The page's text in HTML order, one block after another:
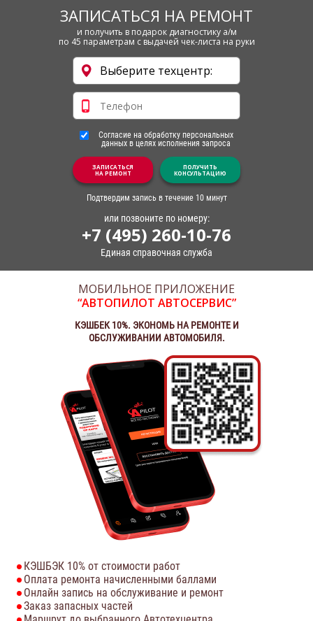
ЗАПИСАТЬСЯ НА РЕМОНТ
и получить в подарок диагностику а/м
по 45 параметрам с выдачей чек-листа на руки
Согласие на обработку персональных
данных в целях исполнения запроса
ЗАПИСАТЬСЯ
НА РЕМОНТ
ПОЛУЧИТЬ
КОНСУЛЬТАЦИЮ
Подтвердим запись в течение 10 минут
или позвоните по номеру:
+7 (495) 260-10-76
Единая справочная служба
МОБИЛЬНОЕ ПРИЛОЖЕНИЕ
“АВТОПИЛОТ АВТОСЕРВИС”
КЭШБЕК 10%. ЭКОНОМЬ НА РЕМОНТЕ И
ОБСЛУЖИВАНИИ АВТОМОБИЛЯ.
КЭШБЭК 10% от стоимости работ
Оплата ремонта начисленными баллами
Онлайн запись на обслуживание и ремонт
Заказ запасных частей